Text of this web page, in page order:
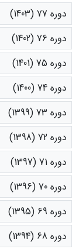
دوره 77 (1403)
دوره 76 (1402)
دوره 75 (1401)
دوره 74 (1400)
دوره 73 (1399)
دوره 72 (1398)
دوره 71 (1397)
دوره 70 (1396)
دوره 69 (1395)
دوره 68 (1394)